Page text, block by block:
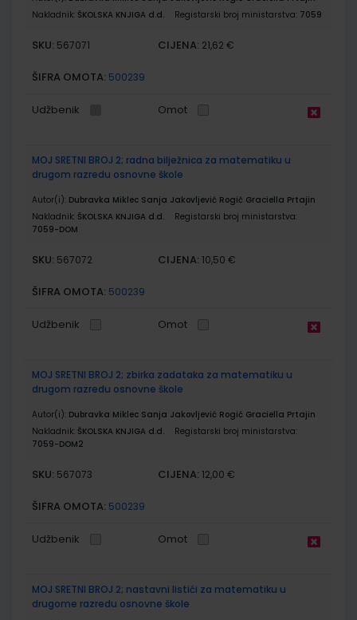
Nakladnik: ŠKOLSKA KNJIGA d.d. Registarski broj ministarstva: 7059
SKU: 567071 CIJENA: 21,62 €
ŠIFRA OMOTA: 500239
Udžbenik Omot
MOJ SRETNI BROJ 2; radna bilježnica za matematiku u
drugom razredu osnovne škole
Autor(i): Dubravka Miklec Sanja Jakovljević Rogić Graciella Prtajin
Nakladnik: ŠKOLSKA KNJIGA d.d.
Registarski broj ministarstva:
7059-DOM
SKU: 567072 CIJENA: 10,50 €
ŠIFRA OMOTA: 500239
Udžbenik Omot
MOJ SRETNI BROJ 2; zbirka zadataka za matematiku u
drugom razredu osnovne škole
Autor(i): Dubravka Miklec Sanja Jakovljević Rogić Graciella Prtajin
Nakladnik: ŠKOLSKA KNJIGA d.d.
Registarski broj ministarstva:
7059-DOM2
SKU: 567073 CIJENA: 12,00 €
ŠIFRA OMOTA: 500239
Udžbenik Omot
MOJ SRETNI BROJ 2; nastavni listići za matematiku u
drugome razredu osnovne škole